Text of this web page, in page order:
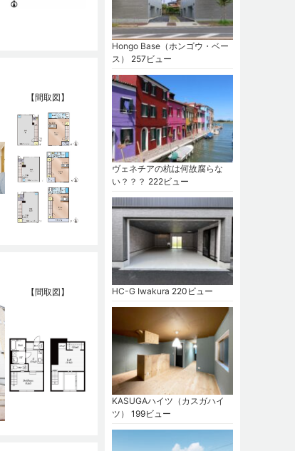
【間取図】
【間取図】
Hongo Base（ホンゴウ・ベー
ス）
257ビュー
ヴェネチアの杭は何故腐らな
い？？？ 222ビュー
HC-G Iwakura 220ビュー
KASUGAハイツ（カスガハイ
ツ）
199ビュー